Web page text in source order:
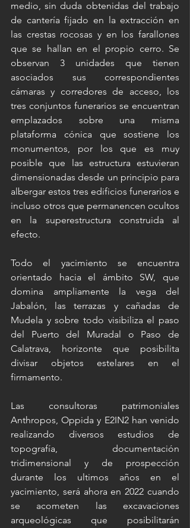
medio, sin duda obtenidas del trabajo
de cantería fijado en la extracción en
las crestas rocosas y en los farallones
que se hallan en el propio cerro. Se
observan 3 unidades que tienen
asociados sus correspondientes
cámaras y corredores de acceso, los
tres conjuntos funerarios se encuentran
emplazados sobre una misma
plataforma cónica que sostiene los
monumentos, por los que es muy
posible que las estructura estuvieran
dimensionadas desde un principio para
albergar estos tres edificios funerarios e
incluso otros que permanencen ocultos
en la superestructura construida al
efecto.
Todo el yacimiento se encuentra
orientado hacia el ámbito SW, que
domina ampliamente la vega del
Jabalón, las terrazas y cañadas de
Mudela y sobre todo visibiliza el paso
del Puerto del Muradal o Paso de
Calatrava, horizonte que posibilita
divisar objetos estelares en el
firmamento.
Las consultoras patrimoniales
Anthropos, Oppida y E2IN2 han venido
realizando diversos estudios de
topografía, documentación
tridimensional y de prospección
durante los ultimos años en el
yacimiento, será ahora en 2022 cuando
se acometen las excavaciones
arqueológicas que posibilitarán